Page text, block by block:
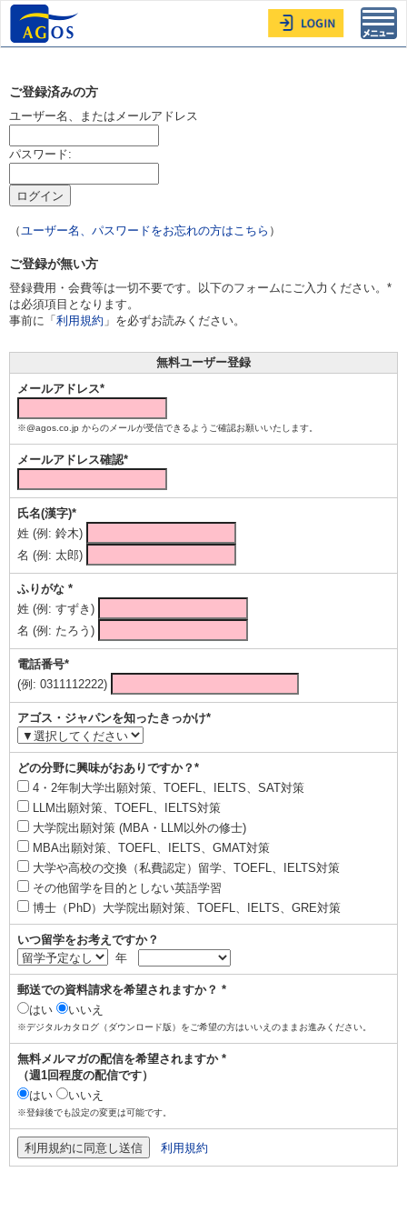
ご登録済みの方
ユーザー名、またはメールアドレス
パスワード:
（ユーザー名、パスワードをお忘れの方はこちら ）
ご登録が無い方
登録費用・会費等は一切不要です。以下のフォームにご入力ください。*
は必須項目となります。
事前に「 利用規約 」を必ずお読みください。
無料ユーザー登録
メールアドレス*
※@agos.co.jp からのメールが受信できるようご確認お願いいたします。
メールアドレス確認*
氏名(漢字)*
姓 (例: 鈴木)
名 (例: 太郎)
ふりがな *
姓 (例: すずき)
名 (例: たろう)
電話番号*
(例: 0311112222)
アゴス・ジャパンを知ったきっかけ*
どの分野に興味がおありですか？*
4・2年制大学出願対策、TOEFL、IELTS、SAT対策
LLM出願対策、TOEFL、IELTS対策
大学院出願対策 (MBA・LLM以外の修士)
MBA出願対策、TOEFL、IELTS、GMAT対策
大学や高校の交換（私費認定）留学、TOEFL、IELTS対策
その他留学を目的としない英語学習
博士（PhD）大学院出願対策、TOEFL、IELTS、GRE対策
いつ留学をお考えですか？
年
郵送での資料請求を希望されますか？ *
はい
いいえ
※デジタルカタログ（ダウンロード版）をご希望の方はいいえのままお進みください。
無料メルマガの配信を希望されますか *
（週1回程度の配信です）
はい
いいえ
※登録後でも設定の変更は可能です。
利用規約